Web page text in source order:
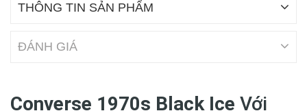
THÔNG TIN SẢN PHẨM
ĐÁNH GIÁ
Converse 1970s Black Ice Với